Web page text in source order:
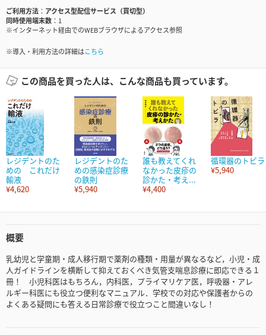
ご利用方法
アクセス型配信サービス（買切型）
同時使用端末数
1
※インターネット経由でのWEBブラウザによるアクセス参照
※導入・利用方法の詳細はこちら
この商品を買った人は、こんな商品も買っています。
レジデントのた
めの これだけ
輸液
¥4,620
レジデントのた
めの感染症診療
の鉄則
¥5,940
誰も教えてくれ
なかった皮疹の
診かた・考え...
¥4,400
循環器のトビラ
¥5,940
概要
乳幼児と学童期・成人移行期で薬剤の種類・用量が異なるなど，小児・成
人ガイドラインを横断して抑えておくべき気管支喘息診療に即応できる１
冊！ 小児科医はもちろん，内科医，プライマリケア医，呼吸器・アレ
ルギー科医にも役立つ便利なマニュアル．学校での対応や保護者からの
よくある疑問にも答える日常診療で役立つこと間違いなし！